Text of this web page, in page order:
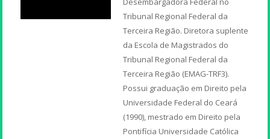
Tribunal Regional Federal da
Terceira Região. Diretora suplente
da Escola de Magistrados do
Tribunal Regional Federal da
Terceira Região (EMAG-TRF3).
Possui graduação em Direito pela
Universidade Federal do Ceará
(1990), mestrado em Direito pela
Pontifícia Universidade Católica